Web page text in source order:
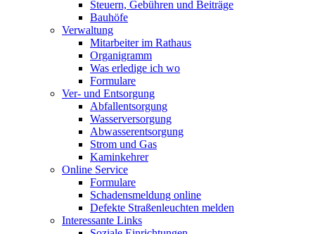
Steuern, Gebühren und Beiträge
Bauhöfe
Verwaltung
Mitarbeiter im Rathaus
Organigramm
Was erledige ich wo
Formulare
Ver- und Entsorgung
Abfallentsorgung
Wasserversorgung
Abwasserentsorgung
Strom und Gas
Kaminkehrer
Online Service
Formulare
Schadensmeldung online
Defekte Straßenleuchten melden
Interessante Links